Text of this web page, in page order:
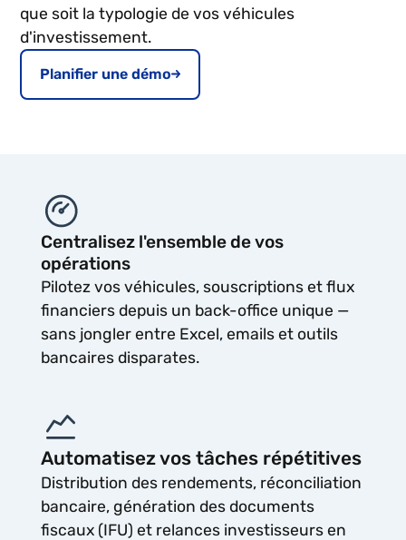
que soit la typologie de vos véhicules
d'investissement.
Planifier une démo
Centralisez l'ensemble de vos
opérations
Pilotez vos véhicules, souscriptions et flux
financiers depuis un back-office unique —
sans jongler entre Excel, emails et outils
bancaires disparates.
Automatisez vos tâches répétitives
Distribution des rendements, réconciliation
bancaire, génération des documents
fiscaux (IFU) et relances investisseurs en